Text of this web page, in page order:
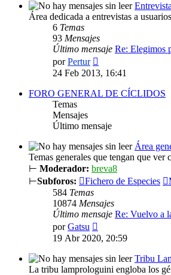
Área dedicada a entrevistas a
6 Temas
93 Mensajes
Último mensaje Re: Elegimos
porPertur
último
mensaje
24 Feb 2013, 16:41
FORO GENERAL DE CÍCLIDOS
Temas
Mensajes
Último mensaje
Área
Temas generales que tengan que
⊢ Moderador: breva8
⊢Subforos: Fichero de Especies
584 Temas
10874 Mensajes
Último mensaje Re: Vuelvo a
porGatsu
último
mensaje
19 Abr 2020, 20:59
Tribu
La tribu lamprologuini engloba los